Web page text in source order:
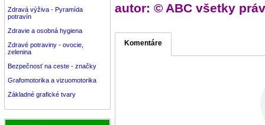
Zdravá výživa - Pyramída
potravín
Zdravie a osobná hygiena
Zdravé potraviny - ovocie,
zelenina
Bezpečnosť na ceste - značky
Grafomotorika a vizuomotorika
Základné grafické tvary
autor: © ABC všetky
Komentáre